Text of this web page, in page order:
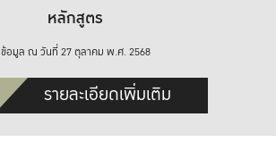
หลักสูตร
ข้อมูล ณ วันที่ 27 ตุลาคม พ.ศ. 2568
รายละเอียดเพิ่มเติม